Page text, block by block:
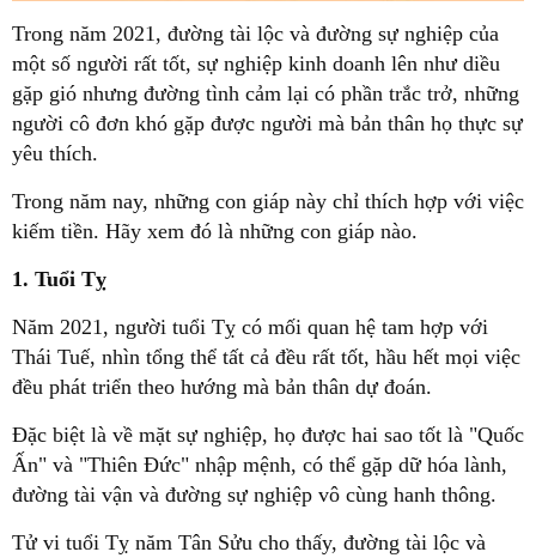
Trong năm 2021, đường tài lộc và đường sự nghiệp của
một số người rất tốt, sự nghiệp kinh doanh lên như diều
gặp gió nhưng đường tình cảm lại có phần trắc trở, những
người cô đơn khó gặp được người mà bản thân họ thực sự
yêu thích.
Trong năm nay, những con giáp này chỉ thích hợp với việc
kiếm tiền. Hãy xem đó là những con giáp nào.
1. Tuổi Tỵ
Năm 2021, người tuổi Tỵ có mối quan hệ tam hợp với
Thái Tuế, nhìn tổng thể tất cả đều rất tốt, hầu hết mọi việc
đều phát triển theo hướng mà bản thân dự đoán.
Đặc biệt là về mặt sự nghiệp, họ được hai sao tốt là "Quốc
Ấn" và "Thiên Đức" nhập mệnh, có thể gặp dữ hóa lành,
đường tài vận và đường sự nghiệp vô cùng hanh thông.
Tử vi tuổi Tỵ năm Tân Sửu cho thấy, đường tài lộc và